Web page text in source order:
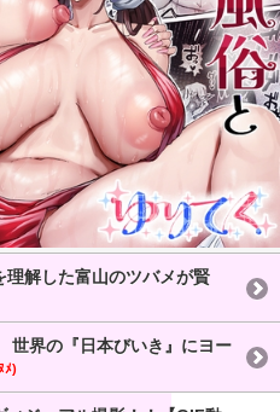
理解した富山のツバメが賢
世界の『日本びいき』にヨー
ﾒ)